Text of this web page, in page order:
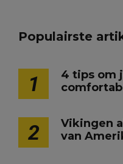
Populairste
1
4 tips om
2
Vikingen
van